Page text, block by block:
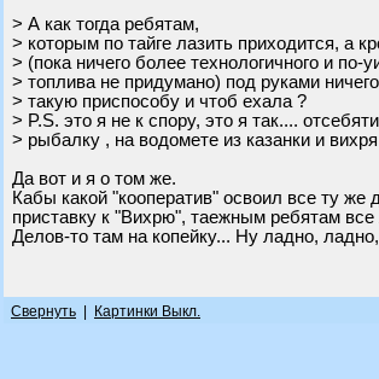
> А как тогда ребятам,
> которым по тайге лазить приходится, а
> (пока ничего более технологичного и по-
> топлива не придумано) под руками
> такую приспособу и чтоб ехала ?
> P.S. это я не к спору, это я так....
> рыбалку , на водомете из казанки и вихря
Да вот и я о том же.
Кабы какой "кооператив" освоил все ту
приставку к "Вихрю", таежным ребятам
Делов-то там на копейку... Ну ладно,
Свернуть Картинки Выкл.